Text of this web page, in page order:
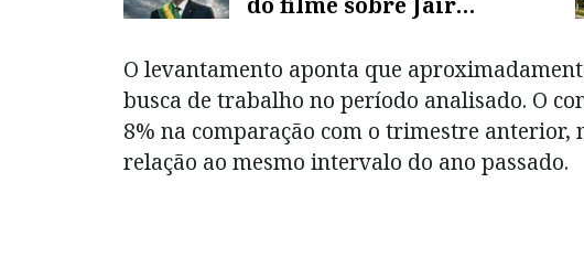
O levantamento aponta que
busca de trabalho no período analisado. O
8% na comparação com o trimestre anterior,
relação ao mesmo intervalo do ano passado.